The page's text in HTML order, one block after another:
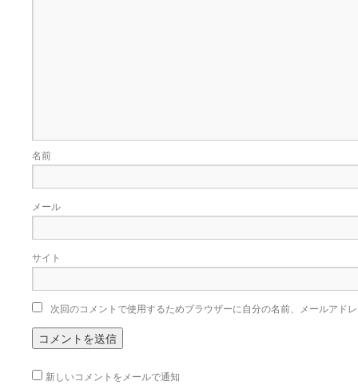
名前
メール
サイト
次回のコメントで使用するためブラウザーに自分の名前、メールアド
新しいコメントをメールで通知